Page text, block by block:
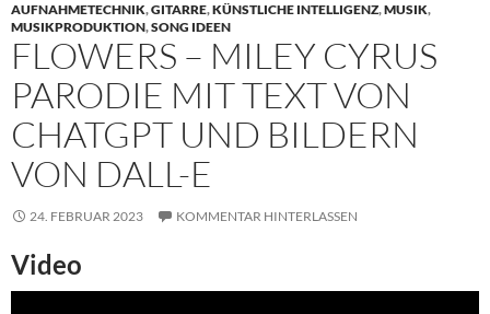
AUFNAHMETECHNIK,GITARRE,KÜNSTLICHE INTELLIGENZ,MUSIK,
MUSIKPRODUKTION,SONG IDEEN
FLOWERS – MILEY CYRUS
PARODIE MIT TEXT VON
CHATGPT UND BILDERN
VON DALL-E
24. FEBRUAR 2023 KOMMENTAR HINTERLASSEN
Video